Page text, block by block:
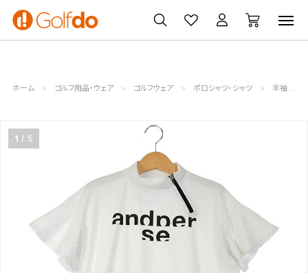
ゴルフ
クラブ
ゴルフ用品
買取
無料査定
クーポン
一覧
ホーム ゴルフ用品・ウェア ゴルフウェア ポロシャツ・シャツ 半袖シャツ・モックネック
1 5